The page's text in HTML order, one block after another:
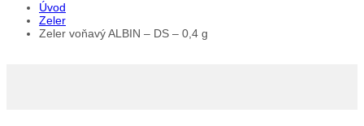
Úvod
Zeler
Zeler voňavý ALBIN – DS – 0,4 g